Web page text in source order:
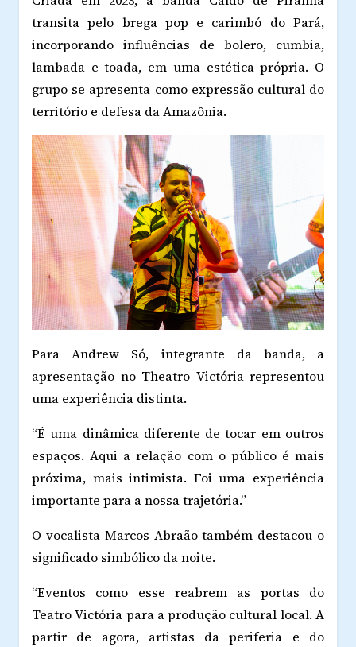
transita pelo brega pop e carimbó do Pará,
incorporando influências de bolero, cumbia,
lambada e toada, em uma estética própria. O
grupo se apresenta como expressão cultural do
território e defesa da Amazônia.
Para Andrew Só, integrante da banda, a
apresentação no Theatro Victória representou
uma experiência distinta.
“É uma dinâmica diferente de tocar em outros
espaços. Aqui a relação com o público é mais
próxima, mais intimista. Foi uma experiência
importante para a nossa trajetória.”
O vocalista Marcos Abraão também destacou o
significado simbólico da noite.
“Eventos como esse reabrem as portas do
Teatro Victória para a produção cultural local. A
partir de agora, artistas da periferia e do